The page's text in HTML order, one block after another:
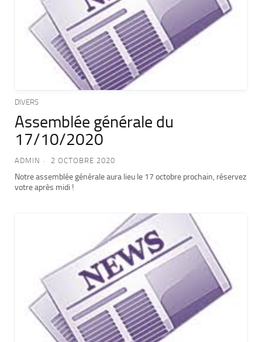
DIVERS
Assemblée générale du
17/10/2020
ADMIN 2 OCTOBRE 2020
Notre assemblée générale aura lieu le 17 octobre prochain, réservez
votre après midi !